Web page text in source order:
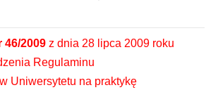
46/2009 z dnia 28 lipca 2009 roku
Regulaminu
Uniwersytetu na praktykę